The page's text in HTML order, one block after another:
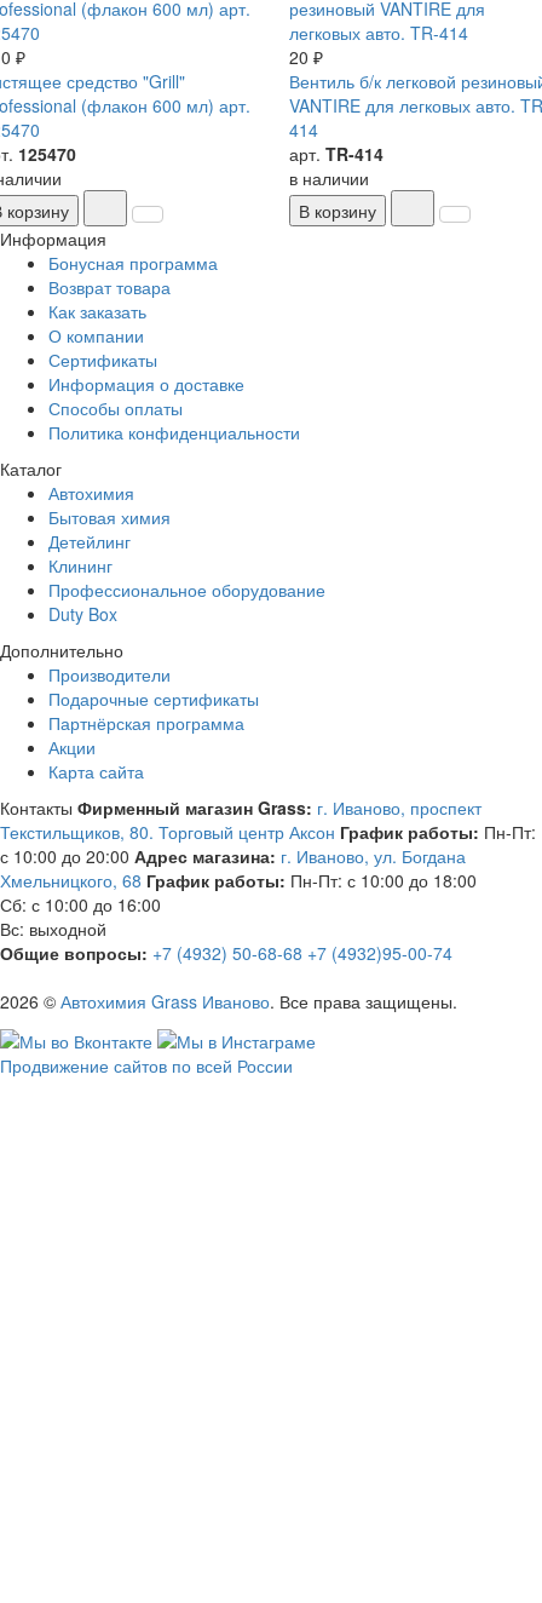
₽
средство "Grill"
(флакон 600 мл) арт.
125470
корзину
20 ₽
Вентиль б/к легковой
VANTIRE для легковых авто.
414
арт. TR-414
в наличии
В корзину
Информация
Бонусная программа
Возврат товара
Как заказать
О компании
Сертификаты
Информация о доставке
Способы оплаты
Политика конфиденциальности
Каталог
Автохимия
Бытовая химия
Детейлинг
Клининг
Профессиональное оборудование
Duty Box
Дополнительно
Производители
Подарочные сертификаты
Партнёрская программа
Акции
Карта сайта
Контакты Фирменный магазин Grass: г. Иваново, проспект
Текстильщиков, 80. Торговый центр Аксон График работы: Пн-Пт:
с 10:00 до 20:00 Адрес магазина: г. Иваново, ул. Богдана
Хмельницкого, 68 График работы: Пн-Пт: с 10:00 до 18:00
Сб: с 10:00 до 16:00
Вс: выходной
Общие вопросы: +7 (4932) 50-68-68 +7 (4932)95-00-74
2026 © Автохимия Grass Иваново. Все права защищены.
Продвижение сайтов по всей России